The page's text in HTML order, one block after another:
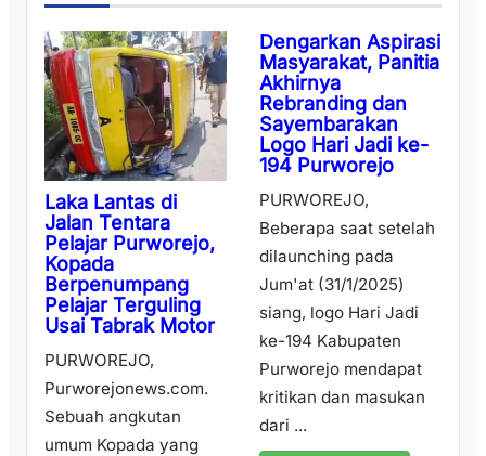
Laka Lantas di
Jalan Tentara
Pelajar Purworejo,
Kopada
Berpenumpang
Pelajar Terguling
Usai Tabrak Motor
PURWOREJO,
Purworejonews.com.
Sebuah angkutan
umum Kopada yang
Dengarkan Aspirasi
Masyarakat, Panitia
Akhirnya
Rebranding dan
Sayembarakan
Logo Hari Jadi ke-
194 Purworejo
PURWOREJO,
Beberapa saat setelah
dilaunching pada
Jum'at (31/1/2025)
siang, logo Hari Jadi
ke-194 Kabupaten
Purworejo mendapat
kritikan dan masukan
dari ...